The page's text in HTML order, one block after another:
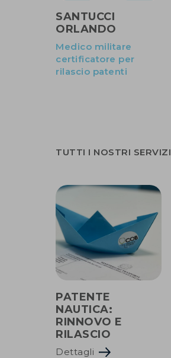
SANTUCCI
ORLANDO
Medico militare
certificatore per
rilascio patenti
TUTTI I NOSTRI SERVIZI
PATENTE
NAUTICA:
RINNOVO E
RILASCIO
Dettagli